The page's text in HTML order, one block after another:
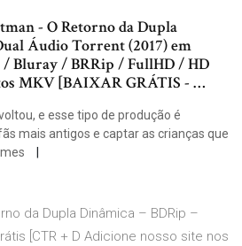
- O Retorno da Dupla
Áudio Torrent (2017) em
/ Bluray / BRRip / FullHD / HD
MKV [BAIXAR GRÁTIS - …
e esse tipo de produção é
mais antigos e captar as crianças que
da Dupla Dinâmica – BDRip –
[CTR + D Adicione nosso site nos